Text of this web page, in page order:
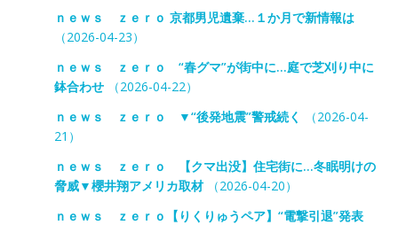
ｎｅｗｓ ｚｅｒｏ 京都男児遺棄…１か月で新情報は
（2026-04-23）
ｎｅｗｓ ｚｅｒｏ “春グマ”が街中に…庭で芝刈り中に
鉢合わせ（2026-04-22）
ｎｅｗｓ ｚｅｒｏ ▼“後発地震”警戒続く
（2026-04-
21）
ｎｅｗｓ ｚｅｒｏ 【クマ出没】住宅街に…冬眠明けの
脅威▼櫻井翔アメリカ取材（2026-04-20）
ｎｅｗｓ ｚｅｒｏ【りくりゅうペア】“電撃引退”発表